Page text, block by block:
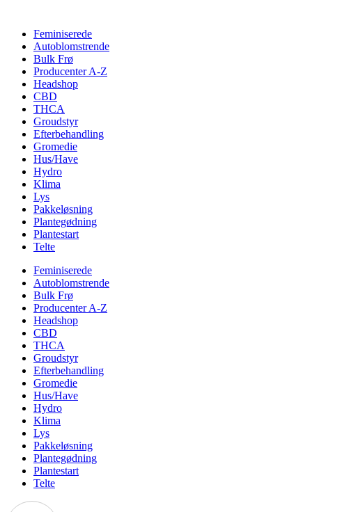
Feminiserede
Autoblomstrende
Bulk Frø
Producenter A-Z
Headshop
CBD
THCA
Groudstyr
Efterbehandling
Gromedie
Hus/Have
Hydro
Klima
Lys
Pakkeløsning
Plantegødning
Plantestart
Telte
Feminiserede
Autoblomstrende
Bulk Frø
Producenter A-Z
Headshop
CBD
THCA
Groudstyr
Efterbehandling
Gromedie
Hus/Have
Hydro
Klima
Lys
Pakkeløsning
Plantegødning
Plantestart
Telte